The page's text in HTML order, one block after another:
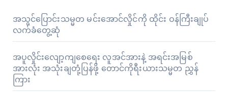
အသွင်ပြောင်းသမ္မတ မင်းအောင်လှိုင်ကို ထိုင်း ဝန်ကြီးချုပ်
လက်ခံတွေ့ဆုံ
အပူလှိုင်းလျော့ကျစေရေး လူအင်အားနဲ့ အရင်းအမြစ်
အားလုံး အသုံးချတုံ့ပြန်ဖို့ တောင်ကိုရီးယားသမ္မတ ညွှန်
ကြား